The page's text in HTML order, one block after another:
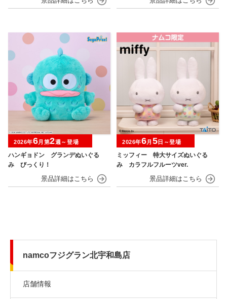
ハンギョドン グランデぬいぐる
み びっくり！
2026年6月第2週～登場
ミッフィー 特大サイズぬいぐる
み カラフルフルーツver.
2026年6月 5 日～登場
namcoフジグラン北宇和島店
店舗情報